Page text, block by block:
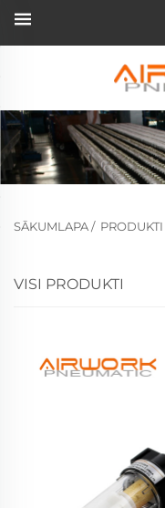
SĀKUMLAPA/ PRODUKTI
VISI PRODUKTI